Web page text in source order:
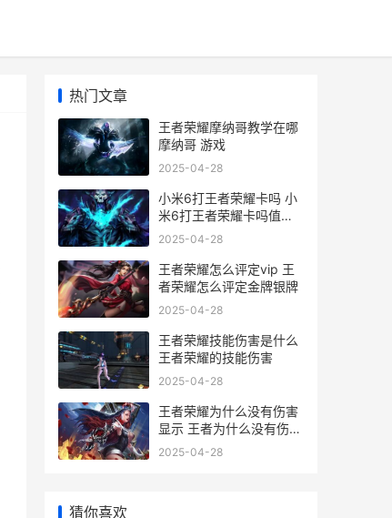
热门文章
王者荣耀摩纳哥教学在哪
摩纳哥 游戏
2025-04-28
小米6打王者荣耀卡吗 小
米6打王者荣耀卡吗值得
买吗
2025-04-28
王者荣耀怎么评定vip 王
者荣耀怎么评定金牌银牌
2025-04-28
王者荣耀技能伤害是什么
王者荣耀的技能伤害
2025-04-28
王者荣耀为什么没有伤害
显示 王者为什么没有伤害
数字了
2025-04-28
猜你喜欢